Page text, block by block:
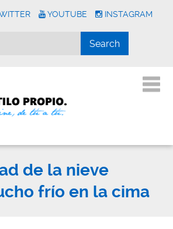
YOUTUBE INSTAGRAM
de la nieve
frío en la cima